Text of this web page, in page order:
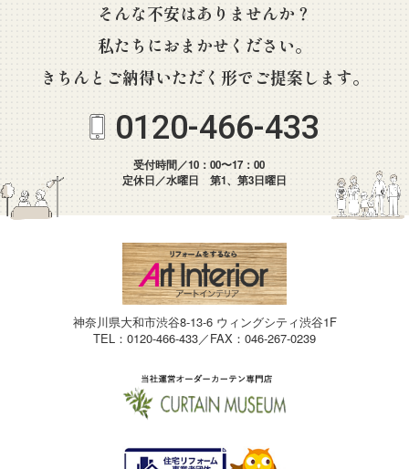
そんな不安はありませんか？
私たちにおまかせください。
きちんとご納得いただく形でご提案します。
0120-466-433
受付時間／10：00〜17：00
定休日／水曜日 第1、第3日曜日
神奈川県大和市渋谷8-13-6 ウィングシティ渋谷1F
TEL：0120-466-433／FAX：046-267-0239